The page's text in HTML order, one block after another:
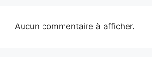
Aucun commentaire à afficher.